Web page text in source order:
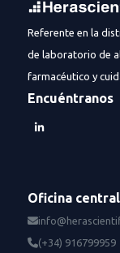
Referente en la
de laboratorio de
farmacéutico y
Encuéntranos
Oficina central
(+34) 916799959